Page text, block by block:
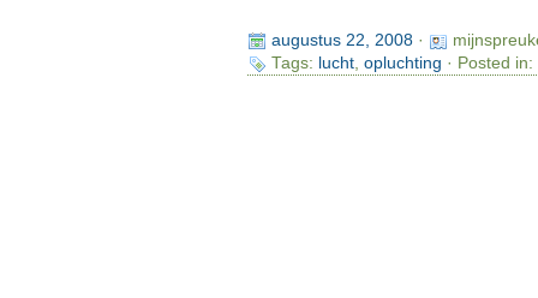
augustus 22, 2008·
Tags: lucht, opluchting · Posted in: